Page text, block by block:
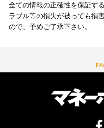
全ての情報の正確性を保証す
ラブル等の損失が被っても損
ので、予めご了承下さい。